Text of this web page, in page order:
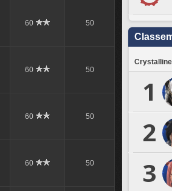
60 50
60 50
60 50
60 50
1
2
3